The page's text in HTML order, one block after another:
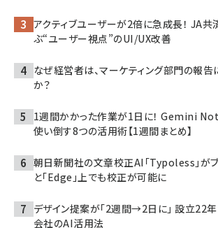
アクティブユーザーが2倍に急成長！ JA共
ぶ“ユーザー視点”のUI/UX改善
なぜ経営者は、マーケティング部門の報告
か？
1週間かかった作業が1日に！ Gemini
使い倒す8つの活用術【1週間まとめ】
朝日新聞社の文章校正AI「Typoless」が
と「Edge」上でも校正が可能に
デザイン提案が「2週間→2日に」 設立22
会社のAI活用法